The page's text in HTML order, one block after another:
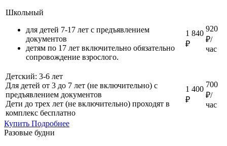
Школьный
для детей 7-17 лет с предъявлением
документов
детям по 17 лет включительно обязательно
сопровождение взрослого.
1 840
₽
920
₽/
час
Детский: 3-6 лет
Для детей от 3 до 7 лет (не включительно) с
предъявлением документов
Дети до трех лет (не включительно) проходят в
комплекс бесплатно
1 400
₽
700
₽/
час
Купить Подробнее
Разовые будни